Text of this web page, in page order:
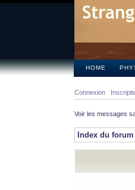
HOME
Connexion
Voir les messages
Index du forum